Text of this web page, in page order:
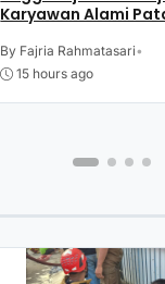
Karyawan Alami
Sesak Nafas
By Fajria Rahmatasari•
15 hours ago